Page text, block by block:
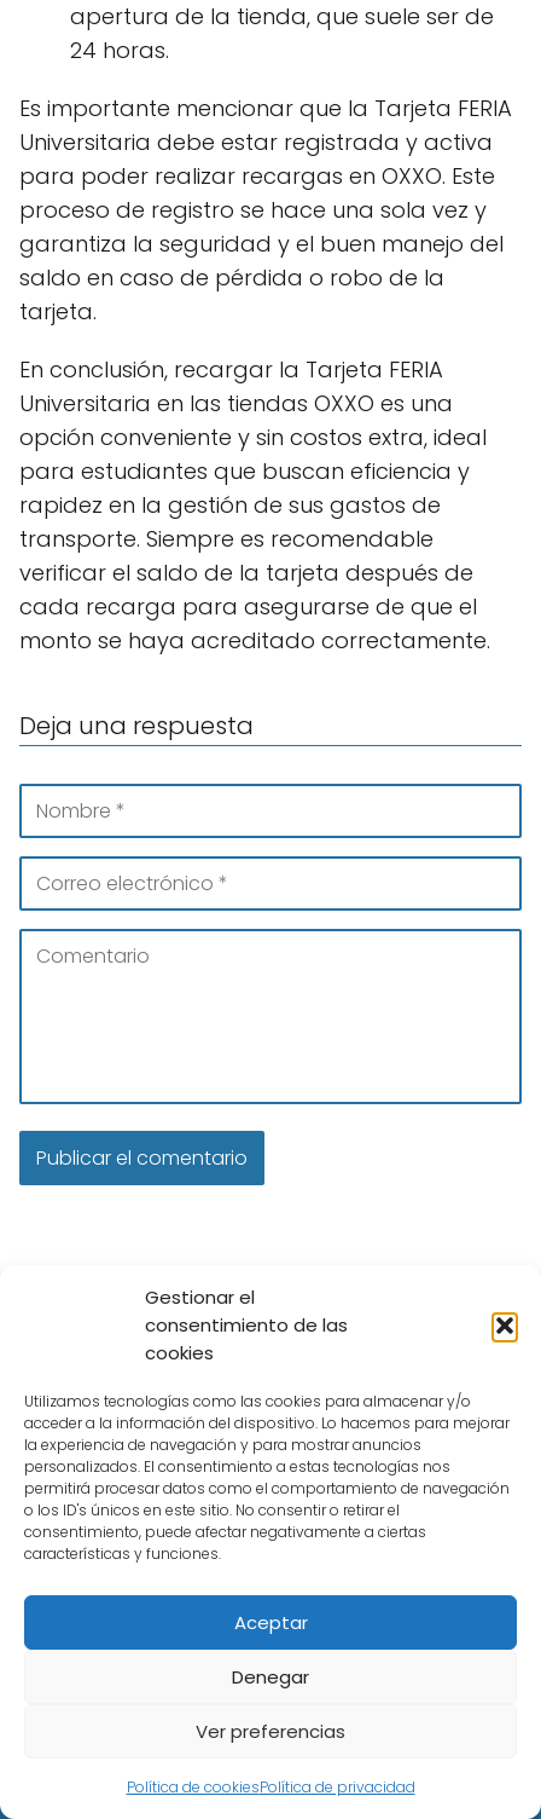
Gestionar el
consentimiento de las
cookies
Utilizamos tecnologías como las cookies para almacenar y/o
acceder a la información del dispositivo. Lo hacemos para mejorar
la experiencia de navegación y para mostrar anuncios
personalizados. El consentimiento a estas tecnologías nos
permitirá procesar datos como el comportamiento de navegación
o los ID's únicos en este sitio. No consentir o retirar el
consentimiento, puede afectar negativamente a ciertas
características y funciones.
Aceptar
Denegar
Ver preferencias
Política de cookiesPolítica de privacidad
apertura de la tienda, que suele ser de
24 horas.
Es importante mencionar que la Tarjeta FERIA
Universitaria debe estar registrada y activa
para poder realizar recargas en OXXO. Este
proceso de registro se hace una sola vez y
garantiza la seguridad y el buen manejo del
saldo en caso de pérdida o robo de la
tarjeta.
En conclusión, recargar la Tarjeta FERIA
Universitaria en las tiendas OXXO es una
opción conveniente y sin costos extra, ideal
para estudiantes que buscan eficiencia y
rapidez en la gestión de sus gastos de
transporte. Siempre es recomendable
verificar el saldo de la tarjeta después de
cada recarga para asegurarse de que el
monto se haya acreditado correctamente.
Deja una respuesta
Tarjeta FERIA Universitaria
Copyright © 2026 | ElMetroMonterrey
Política de Privacidad